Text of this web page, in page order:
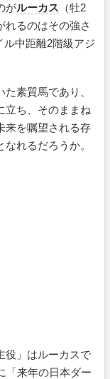
がルーカス （牡2
れるのはその強さ
中距離2階級アジ
素質馬であり、
立ち、そのままね
来を嘱望される存
れるだろうか。
役」はルーカスで
来年の日本ダー